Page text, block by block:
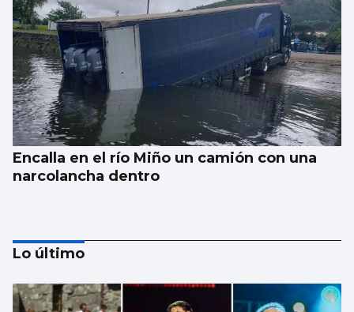
Encalla en el río Miño un camión con una
narcolancha dentro
Lo último